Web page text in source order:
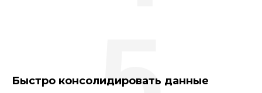
Быстро консолидировать данные